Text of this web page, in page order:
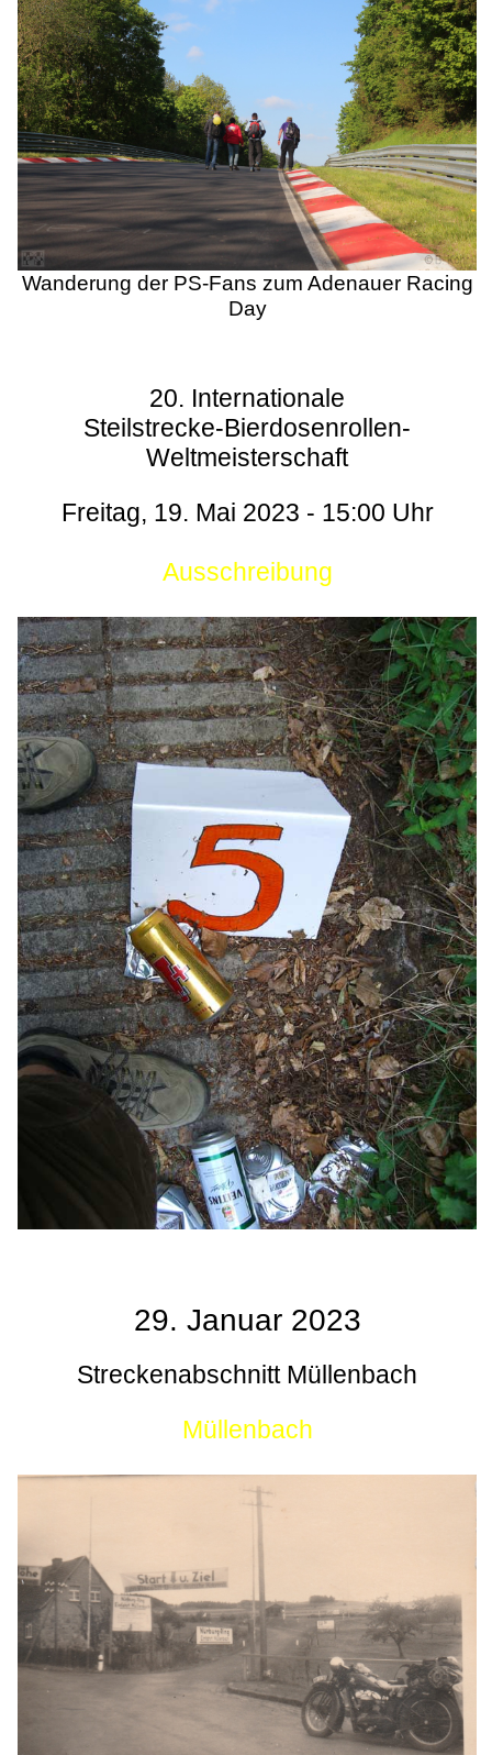
Wanderung der PS-Fans zum Adenauer Racing
Day
20. Internationale
Steilstrecke-Bierdosenrollen-
Weltmeisterschaft
Freitag, 19. Mai 2023 - 15:00 Uhr
Ausschreibung
29. Januar 2023
Streckenabschnitt Müllenbach
Müllenbach